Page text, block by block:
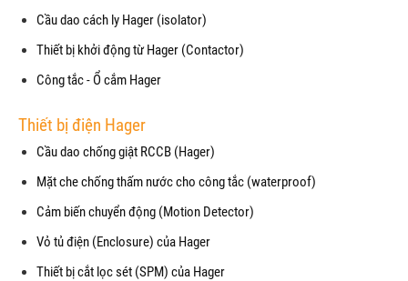
Cầu dao cách ly Hager (isolator)
Thiết bị khởi động từ Hager (Contactor)
Công tắc - Ổ cắm Hager
Thiết bị điện Hager
Cầu dao chống giật RCCB (Hager)
Mặt che chống thấm nước cho công tắc (waterproof)
Cảm biến chuyển động (Motion Detector)
Vỏ tủ điện (Enclosure) của Hager
Thiết bị cắt lọc sét (SPM) của Hager